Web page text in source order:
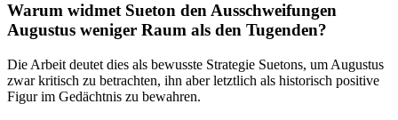
Warum widmet Sueton den Ausschweifungen
Augustus weniger Raum als den Tugenden?
Die Arbeit deutet dies als bewusste Strategie Suetons, um Augustus
zwar kritisch zu betrachten, ihn aber letztlich als historisch positive
Figur im Gedächtnis zu bewahren.